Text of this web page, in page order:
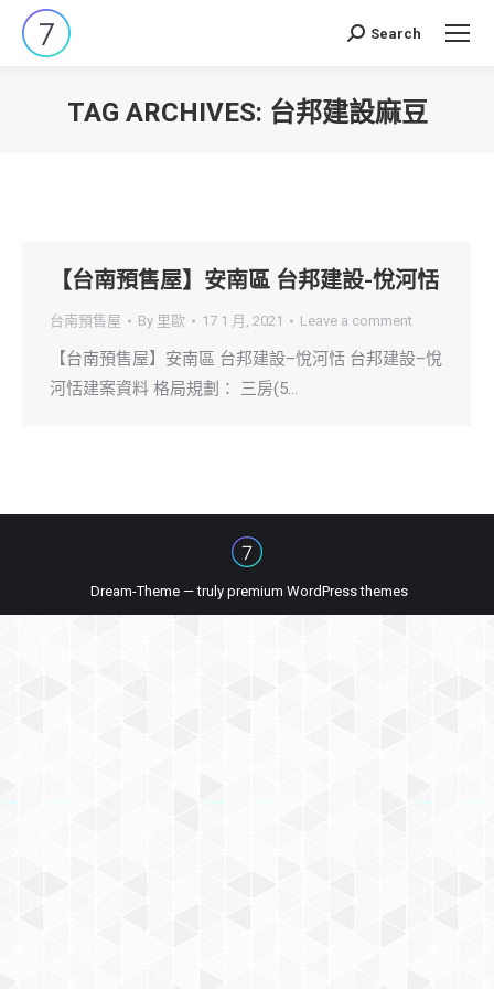
Search:
Search
TAG ARCHIVES: 台邦建設麻豆
【台南預售屋】安南區 台邦建設-悅河恬
台南預售屋 By 里歐 17 1 月, 2021 Leave a comment
【台南預售屋】安南區 台邦建設–悅河恬 台邦建設–悅
河恬建案資料 格局規劃： 三房(5…
Dream-Theme — truly premium WordPress themes